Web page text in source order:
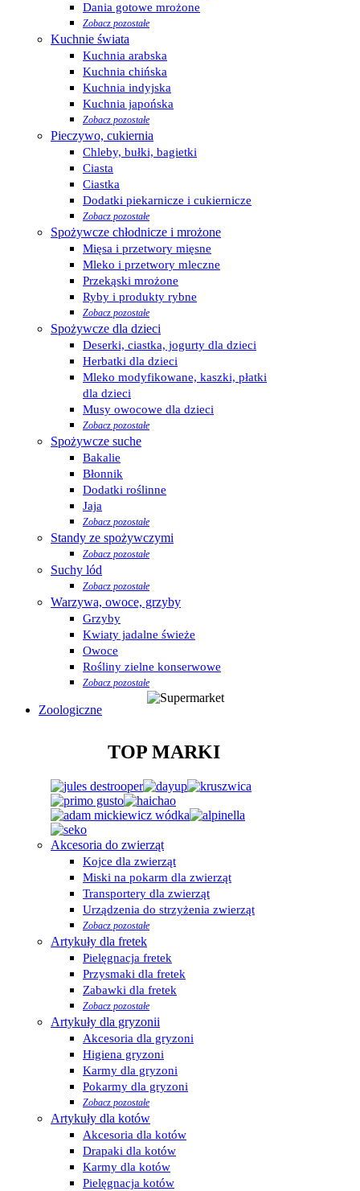
Dania gotowe mrożone
Zobacz pozostałe
Kuchnie świata
Kuchnia arabska
Kuchnia chińska
Kuchnia indyjska
Kuchnia japońska
Zobacz pozostałe
Pieczywo, cukiernia
Chleby, bułki, bagietki
Ciasta
Ciastka
Dodatki piekarnicze i cukiernicze
Zobacz pozostałe
Spożywcze chłodnicze i mrożone
Mięsa i przetwory mięsne
Mleko i przetwory mleczne
Przekąski mrożone
Ryby i produkty rybne
Zobacz pozostałe
Spożywcze dla dzieci
Deserki, ciastka, jogurty dla dzieci
Herbatki dla dzieci
Mleko modyfikowane, kaszki, płatki
dla dzieci
Musy owocowe dla dzieci
Zobacz pozostałe
Spożywcze suche
Bakalie
Błonnik
Dodatki roślinne
Jaja
Zobacz pozostałe
Standy ze spożywczymi
Zobacz pozostałe
Suchy lód
Zobacz pozostałe
Warzywa, owoce, grzyby
Grzyby
Kwiaty jadalne świeże
Owoce
Rośliny zielne konserwowe
Zobacz pozostałe
Zoologiczne
TOP MARKI
Akcesoria do zwierząt
Kojce dla zwierząt
Miski na pokarm dla zwierząt
Transportery dla zwierząt
Urządzenia do strzyżenia zwierząt
Zobacz pozostałe
Artykuły dla fretek
Pielęgnacja fretek
Przysmaki dla fretek
Zabawki dla fretek
Zobacz pozostałe
Artykuły dla gryzonii
Akcesoria dla gryzoni
Higiena gryzoni
Karmy dla gryzoni
Pokarmy dla gryzoni
Zobacz pozostałe
Artykuły dla kotów
Akcesoria dla kotów
Drapaki dla kotów
Karmy dla kotów
Pielęgnacja kotów